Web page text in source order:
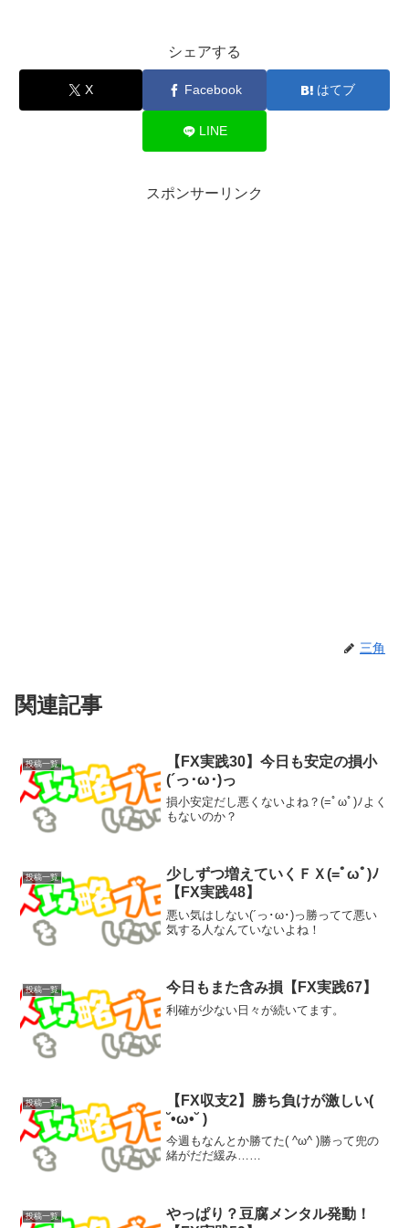
シェアする
X Facebook はてブ
LINE
スポンサーリンク
三角
関連記事
投稿一覧
【FX実践30】今日も安定の損小
(´っ･ω･)っ
損小安定だし悪くないよね？(=ﾟωﾟ)ﾉよく
もないのか？
投稿一覧
少しずつ増えていくＦＸ(=ﾟωﾟ)ﾉ
【FX実践48】
悪い気はしない(´っ･ω･)っ勝ってて悪い
気する人なんていないよね！
投稿一覧 今日もまた含み損【FX実践67】
利確が少ない日々が続いてます。
投稿一覧
【FX収支2】勝ち負けが激しい(
˘•ω•˘ )
今週もなんとか勝てた( ^ω^ )勝って兜の
緒がだだ緩み……
投稿一覧
やっぱり？豆腐メンタル発動！